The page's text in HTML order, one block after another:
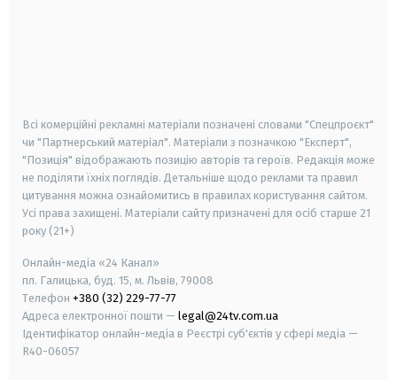
Всі комерційні рекламні матеріали позначені словами "Спецпроєкт"
чи "Партнерський матеріал". Матеріали з позначкою "Експерт",
"Позиція" відображають позицію авторів та героїв. Редакція може
не поділяти їхніх поглядів. Детальніше щодо реклами та правил
цитування можна ознайомитись в правилах користування сайтом.
Усі права захищені. Матеріали сайту призначені для осіб старше 21
року (21+)
Онлайн-медіа «24 Канал»
пл. Галицька, буд. 15, м. Львів, 79008
Телефон +380 (32) 229-77-77
Адреса електронної пошти — legal@24tv.com.ua
Ідентифікатор онлайн-медіа в Реєстрі суб'єктів у сфері медіа —
R40-06057